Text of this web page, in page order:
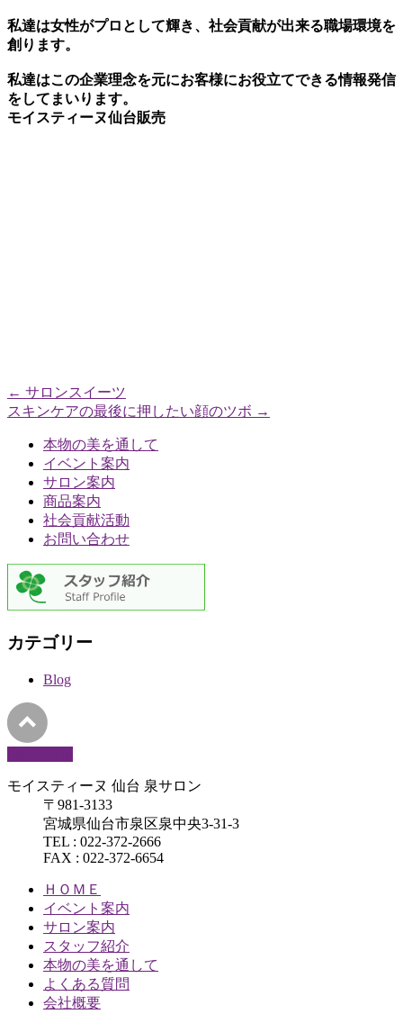
私達は女性がプロとして輝き、社会貢献が出来る職場環境を
創ります。
私達はこの企業理念を元にお客様にお役立てできる情報発信
をしてまいります。
モイスティーヌ仙台販売
← サロンスイーツ
スキンケアの最後に押したい顔のツボ →
本物の美を通して
イベント案内
サロン案内
商品案内
社会貢献活動
お問い合わせ
カテゴリー
Blog
モイスティーヌ 仙台 泉サロン
〒981-3133
宮城県仙台市泉区泉中央3-31-3
TEL : 022-372-2666
FAX : 022-372-6654
ＨＯＭＥ
イベント案内
サロン案内
スタッフ紹介
本物の美を通して
よくある質問
会社概要